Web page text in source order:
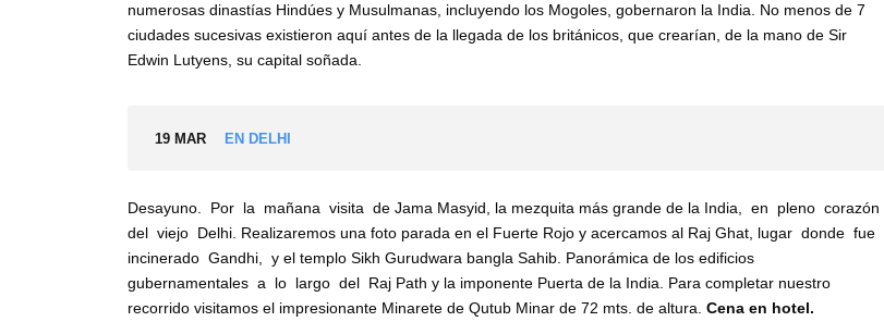
numerosas dinastías Hindúes y Musulmanas, incluyendo los Mogoles, gobernaron la India. No menos de 7
ciudades sucesivas existieron aquí antes de la llegada de los británicos, que crearían, de la mano de Sir
Edwin Lutyens, su capital soñada.
19 MAR EN DELHI
Desayuno. Por la mañana visita de Jama Masyid, la mezquita más grande de la India, en pleno corazón
del viejo Delhi. Realizaremos una foto parada en el Fuerte Rojo y acercamos al Raj Ghat, lugar donde fue
incinerado Gandhi, y el templo Sikh Gurudwara bangla Sahib. Panorámica de los edificios
gubernamentales a lo largo del Raj Path y la imponente Puerta de la India. Para completar nuestro
recorrido visitamos el impresionante Minarete de Qutub Minar de 72 mts. de altura. Cena en hotel.